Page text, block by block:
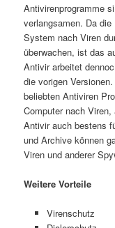
Antivirenprogramme
verlangsamen. Da
System nach Viren
überwachen, ist das
Antivir arbeitet
die vorigen
beliebten Antiviren
Computer nach
Antivir auch bestens
und Archive können
Viren und anderer
Weitere Vorteile
Virenschutz